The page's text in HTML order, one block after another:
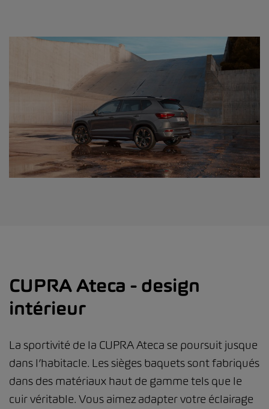
CUPRA Ateca - design
intérieur
La sportivité de la CUPRA Ateca se poursuit jusque
dans l’habitacle. Les sièges baquets sont fabriqués
dans des matériaux haut de gamme tels que le
cuir véritable. Vous aimez adapter votre éclairage